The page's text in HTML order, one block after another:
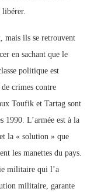
libérer.
mais ils se retrouvent
en sachant que le
politique est
de crimes contre
Toufik et Tartag sont
1990. L’armée est à la
la « solution » que
les manettes du pays.
militaire qui l’a
militaire, garante